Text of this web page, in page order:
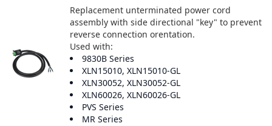
Replacement unterminated power cord
assembly with side directional "key" to prevent
reverse connection orentation.
Used with:
9830B Series
XLN15010, XLN15010-GL
XLN30052, XLN30052-GL
XLN60026, XLN60026-GL
PVS Series
MR Series